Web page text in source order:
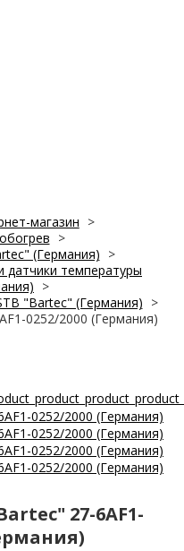
магазин >
>
(Германия) >
датчики температуры
>
"Bartec" (Германия) >
0252/2000 (Германия)
27-6AF1-